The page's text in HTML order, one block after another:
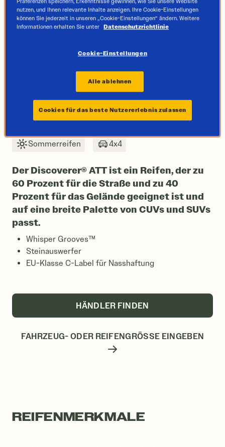
Sommerreifen 4x4
Der Discoverer® ATT ist ein Reifen, der zu
60 Prozent für die Straße und zu 40
Prozent für das Gelände geeignet ist und
auf eine breite Palette von CUVs und SUVs
passt.
Whisper Grooves™
Steinauswerfer
EU-Klasse C-Label für Nasshaftung
HÄNDLER FINDEN
FAHRZEUG- ODER REIFENGRÖSSE EINGEBEN
REIFENMERKMALE
nutzen, und Ihnen relevante Inhalte anzeigen. Ihre Cookie-Einstellungen
können Sie jederzeit in unseren „Cookie-Einstellungen“ ändern. Weitere
Informationen erhalten Sie unter Datenschutzrichtlinie
Cookie-Einstellungen
Alle ablehnen
Cookies für das beste Nutzererlebnis zulassen